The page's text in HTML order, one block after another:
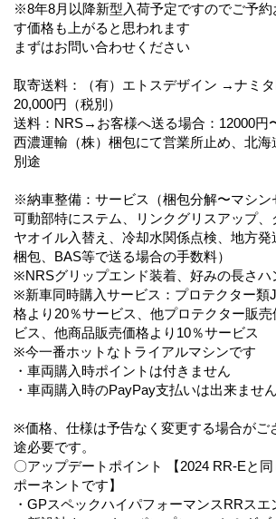
※8年8月以降新型入荷予定ですのでご予約
す価格も上がると思われます
まずはお問い合わせください
取寄送料：（有）エトスデザイン →ナミタ
20,000円（税別）
送料：NRS→お客様へ送る場合：12000円
西濃運輸（株）梱包にて営業所止め、北海
別途
※納車整備：サービス（梱包分解〜マシン
可動部特にステム、リンクグリスアップ
ヤオイル入替え、冷却水関係点検、地方発
梱包、BAS等で送る場合の手数料）
※NRSグリップエンド装着、好みの長さハ
※新車同時購入サービス：プロテクター類
格より20％サービス、他プロテクター販
ビス、他商品販売価格より10％サービス
※今一番ホットなトライアルマシンです
・車両購入時ポイントは付きません
・車両購入時のPayPay支払いは出来ません
※価格、仕様は予告なく変更する場合がご
途必要です。
〇アップデートポイント 【2024 RR-Eと
ポーネントです】
・GPスペックハイパフォーマンスRRスエ